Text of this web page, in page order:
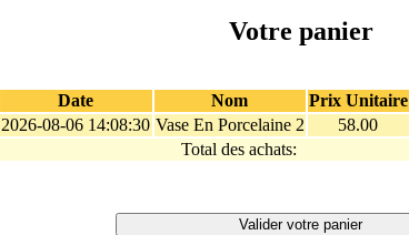
Votre panier
Date Nom Prix Unitaire
2026-08-06 14:08:30 Vase En Porcelaine 2 58.00
Total des achats: